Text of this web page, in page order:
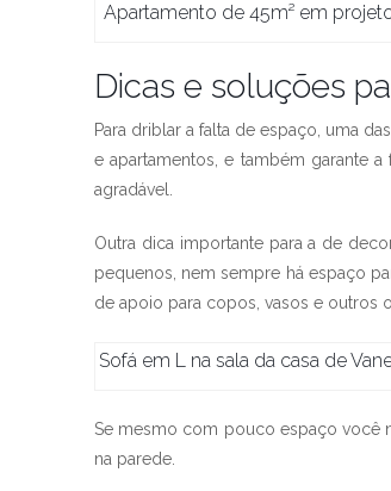
Apartamento de 45m² em
Dicas e soluções
Para driblar a falta de espaço, uma
e apartamentos, e também garante
agradável.
Outra dica importante para a de
pequenos, nem sempre há espaço
de apoio para copos, vasos e outros
Sofá em L na sala da casa de
Se mesmo com pouco espaço você
na parede.